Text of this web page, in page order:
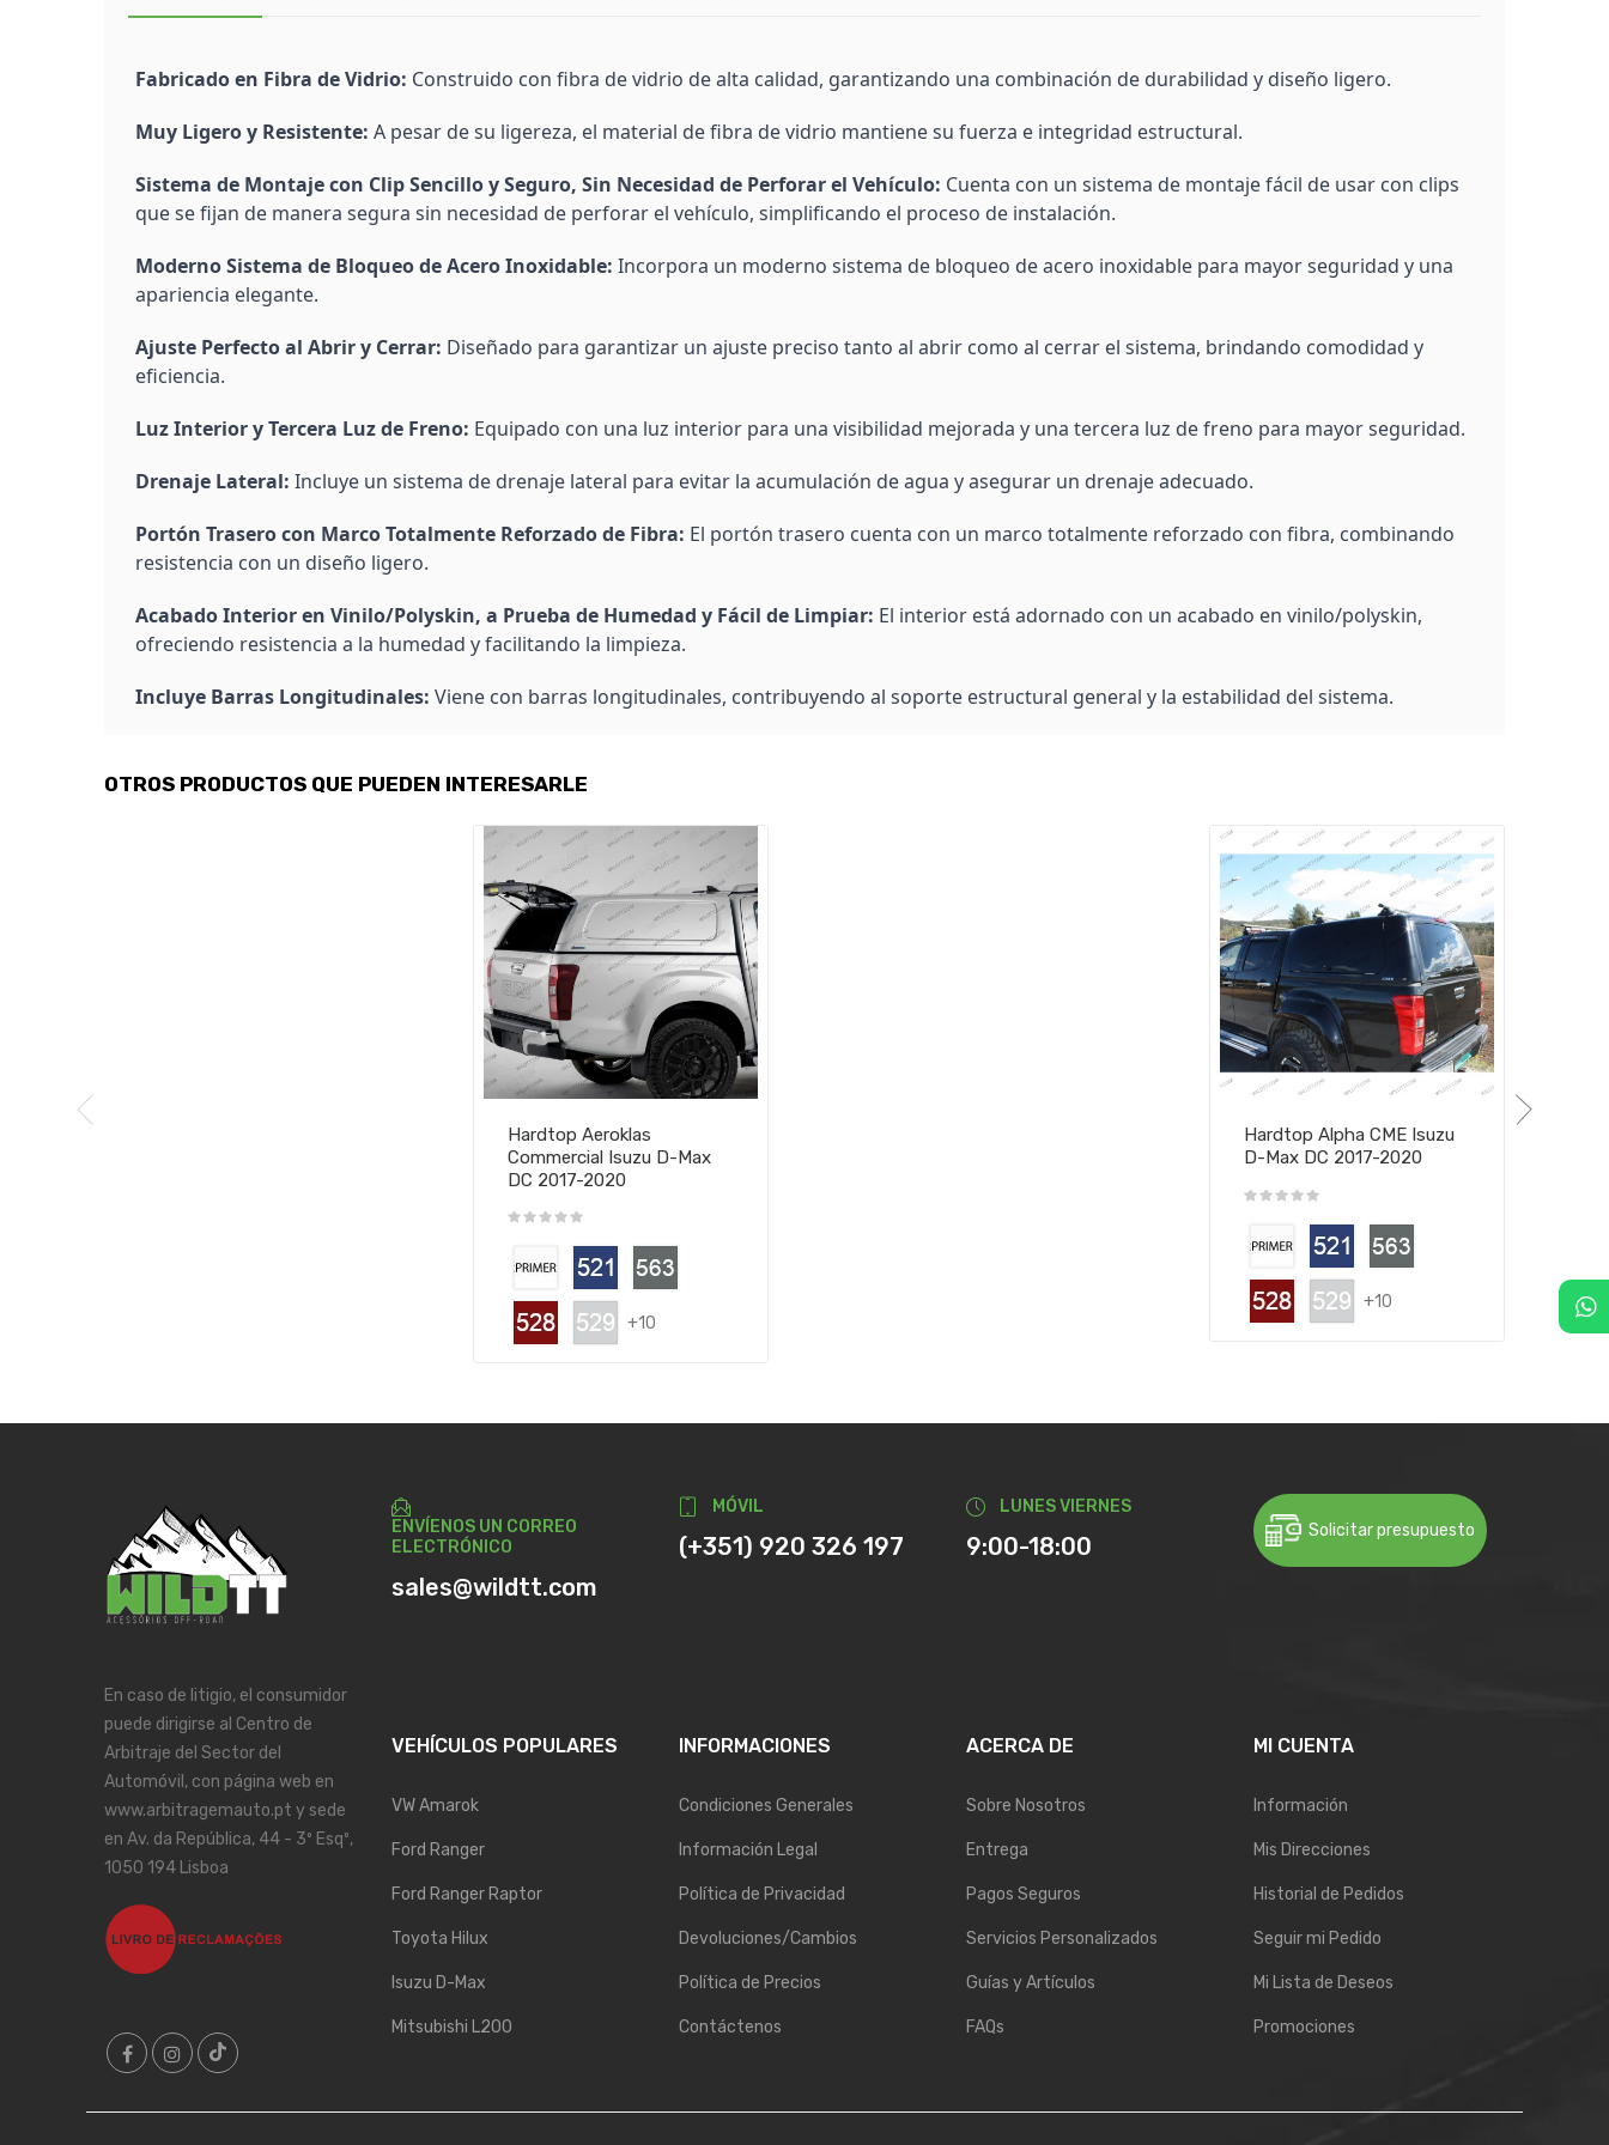
Fabricado en Fibra de Vidrio: Construido con fibra de vidrio de alta calidad, garantizando una combinación de durabilidad y diseño ligero.
Muy Ligero y Resistente: A pesar de su ligereza, el material de fibra de vidrio mantiene su fuerza e integridad estructural.
Sistema de Montaje con Clip Sencillo y Seguro, Sin Necesidad de Perforar el Vehículo: Cuenta con un sistema de montaje fácil de usar con clips
que se fijan de manera segura sin necesidad de perforar el vehículo, simplificando el proceso de instalación.
Moderno Sistema de Bloqueo de Acero Inoxidable: Incorpora un moderno sistema de bloqueo de acero inoxidable para mayor seguridad y una
apariencia elegante.
Ajuste Perfecto al Abrir y Cerrar: Diseñado para garantizar un ajuste preciso tanto al abrir como al cerrar el sistema, brindando comodidad y
eficiencia.
Luz Interior y Tercera Luz de Freno: Equipado con una luz interior para una visibilidad mejorada y una tercera luz de freno para mayor seguridad.
Drenaje Lateral: Incluye un sistema de drenaje lateral para evitar la acumulación de agua y asegurar un drenaje adecuado.
Portón Trasero con Marco Totalmente Reforzado de Fibra: El portón trasero cuenta con un marco totalmente reforzado con fibra, combinando
resistencia con un diseño ligero.
Acabado Interior en Vinilo/Polyskin, a Prueba de Humedad y Fácil de Limpiar: El interior está adornado con un acabado en vinilo/polyskin,
ofreciendo resistencia a la humedad y facilitando la limpieza.
Incluye Barras Longitudinales: Viene con barras longitudinales, contribuyendo al soporte estructural general y la estabilidad del sistema.
OTROS PRODUCTOS QUE PUEDEN INTERESARLE
Hardtop Aeroklas
Commercial Isuzu D-Max
DC 2017-2020
+10
Hardtop Alpha CME Isuzu
D-Max DC 2017-2020
+10
ENVÍENOS UN CORREO
ELECTRÓNICO
sales@wildtt.com
MÓVIL
(+351) 920 326 197
LUNES VIERNES
9:00-18:00
Solicitar presupuesto
En caso de litigio, el consumidor
puede dirigirse al Centro de
Arbitraje del Sector del
Automóvil, con página web en
www.arbitragemauto.pt y sede
en Av. da República, 44 - 3º Esqº,
1050 194 Lisboa
VEHÍCULOS POPULARES
VW Amarok
Ford Ranger
Ford Ranger Raptor
Toyota Hilux
Isuzu D-Max
Mitsubishi L200
INFORMACIONES
Condiciones Generales
Información Legal
Política de Privacidad
Devoluciones/Cambios
Política de Precios
Contáctenos
ACERCA DE
Sobre Nosotros
Entrega
Pagos Seguros
Servicios Personalizados
Guías y Artículos
FAQs
MI CUENTA
Información
Mis Direcciones
Historial de Pedidos
Seguir mi Pedido
Mi Lista de Deseos
Promociones